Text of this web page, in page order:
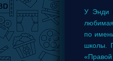
У Энди
по
школы.
«Правой